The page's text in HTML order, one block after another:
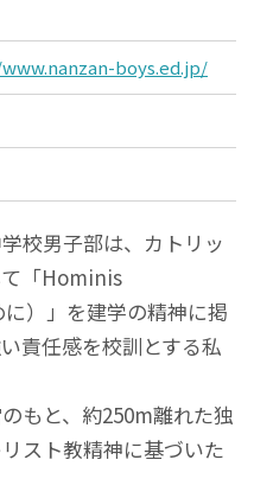
boys.ed.jp/
校男子部は、カトリッ
て「Hominis
）」を建学の精神に掲
責任感を校訓とする私
もと、約250m離れた独
スト教精神に基づいた